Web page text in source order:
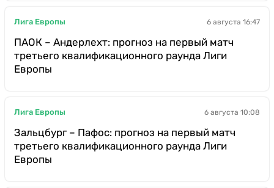
Лига Европы 6 августа 16:47
ПАОК – Андерлехт: прогноз на первый матч
третьего квалификационного раунда Лиги
Европы
Лига Европы 6 августа 10:08
Зальцбург – Пафос: прогноз на первый матч
третьего квалификационного раунда Лиги
Европы